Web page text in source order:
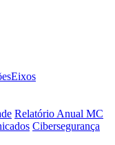
Eixos
Relatório Anual MC
Cibersegurança